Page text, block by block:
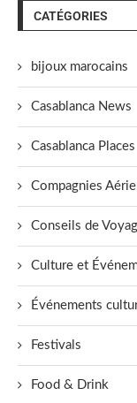
CATÉGORIES
bijoux marocains
Casablanca News
Casablanca Places
Compagnies
Conseils de
Culture et
Événements
Festivals
Food & Drink